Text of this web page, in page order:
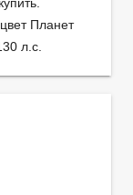
Планет
л.с.